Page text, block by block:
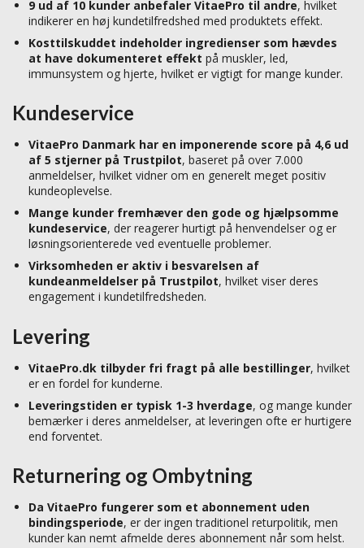
9 ud af 10 kunder anbefaler VitaePro til andre, hvilket
indikerer en høj kundetilfredshed med produktets effekt.
Kosttilskuddet indeholder ingredienser som hævdes
at have dokumenteret effekt på muskler, led,
immunsystem og hjerte, hvilket er vigtigt for mange kunder.
Kundeservice
VitaePro Danmark har en imponerende score på 4,6 ud
af 5 stjerner på Trustpilot, baseret på over 7.000
anmeldelser, hvilket vidner om en generelt meget positiv
kundeoplevelse.
Mange kunder fremhæver den gode og hjælpsomme
kundeservice, der reagerer hurtigt på henvendelser og er
løsningsorienterede ved eventuelle problemer.
Virksomheden er aktiv i besvarelsen af
kundeanmeldelser på Trustpilot, hvilket viser deres
engagement i kundetilfredsheden.
Levering
VitaePro.dk tilbyder fri fragt på alle bestillinger, hvilket
er en fordel for kunderne.
Leveringstiden er typisk 1-3 hverdage, og mange kunder
bemærker i deres anmeldelser, at leveringen ofte er hurtigere
end forventet.
Returnering og Ombytning
Da VitaePro fungerer som et abonnement uden
bindingsperiode, er der ingen traditionel returpolitik, men
kunder kan nemt afmelde deres abonnement når som helst.